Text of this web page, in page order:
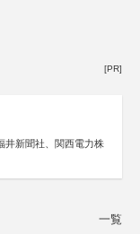
[PR]
井新聞社、関西電力株
一覧